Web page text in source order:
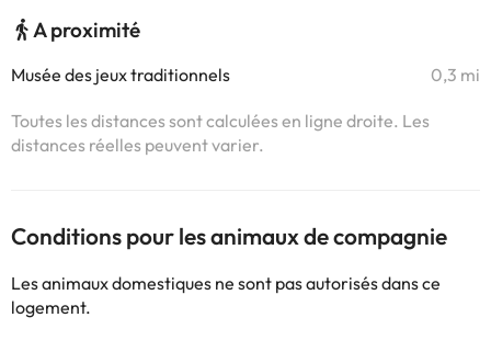
A proximité
Musée des jeux traditionnels 0,3 mi
Toutes les distances sont calculées en ligne droite. Les
distances réelles peuvent varier.
Conditions pour les animaux de compagnie
Les animaux domestiques ne sont pas autorisés dans ce
logement.